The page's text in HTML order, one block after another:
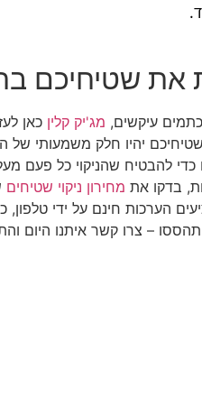
את שטיחיכם
עיקשים, מג'יק קלין כאן
יהיו חלק משמעותי של
להבטיח שהניקוי כל פעם
בדקו את מחירון ניקוי שטיחים
הערכות חינם על ידי טלפון,
– צרו קשר איתנו היום